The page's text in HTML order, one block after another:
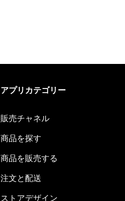
アプリカテゴリー
販売チャネル
商品を探す
商品を販売する
注文と配送
ストアデザイン